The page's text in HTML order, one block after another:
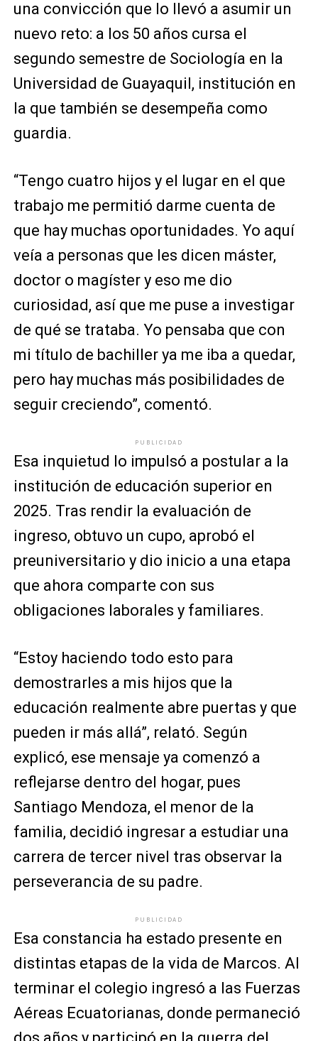
una convicción que lo llevó a asumir un
nuevo reto: a los 50 años cursa el
segundo semestre de Sociología en la
Universidad de Guayaquil, institución en
la que también se desempeña como
guardia.
“Tengo cuatro hijos y el lugar en el que
trabajo me permitió darme cuenta de
que hay muchas oportunidades. Yo aquí
veía a personas que les dicen máster,
doctor o magíster y eso me dio
curiosidad, así que me puse a investigar
de qué se trataba. Yo pensaba que con
mi título de bachiller ya me iba a quedar,
pero hay muchas más posibilidades de
seguir creciendo”, comentó.
PUBLICIDAD
Esa inquietud lo impulsó a postular a la
institución de educación superior en
2025. Tras rendir la evaluación de
ingreso, obtuvo un cupo, aprobó el
preuniversitario y dio inicio a una etapa
que ahora comparte con sus
obligaciones laborales y familiares.
“Estoy haciendo todo esto para
demostrarles a mis hijos que la
educación realmente abre puertas y que
pueden ir más allá”, relató. Según
explicó, ese mensaje ya comenzó a
reflejarse dentro del hogar, pues
Santiago Mendoza, el menor de la
familia, decidió ingresar a estudiar una
carrera de tercer nivel tras observar la
perseverancia de su padre.
PUBLICIDAD
Esa constancia ha estado presente en
distintas etapas de la vida de Marcos. Al
terminar el colegio ingresó a las Fuerzas
Aéreas Ecuatorianas, donde permaneció